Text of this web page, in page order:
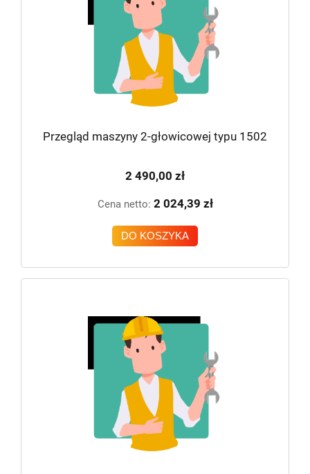
Przegląd maszyny 2-głowicowej typu 1502
2 490,00 zł
Cena netto: 2 024,39 zł
DO KOSZYKA